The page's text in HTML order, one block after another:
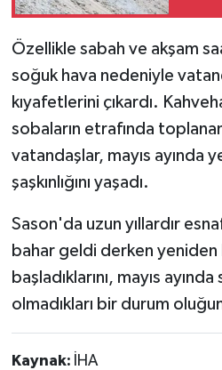
Özellikle sabah ve akşam
soğuk hava nedeniyle
kıyafetlerini çıkardı.
sobaların etrafında
vatandaşlar, mayıs ayında
şaşkınlığını yaşadı.
Sason'da uzun yıllardır
bahar geldi derken yeniden
başladıklarını, mayıs
olmadıkları bir durum
Kaynak: İHA
Yaşam